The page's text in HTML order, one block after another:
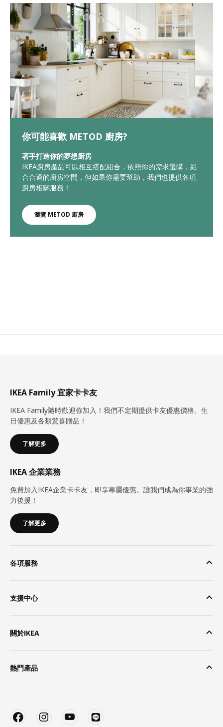
你可能喜歡 METOD 廚房?
著手打造你的夢想廚房
IKEA廚房產品可以相互搭配組合，依照你的需求選購，組
合合適的廚房空間，但如果你需要幫助，我們也提供各項
廚房相關服務！
瀏覽 METOD 廚房
IKEA Family 宜家卡卡友
IKEA Family隨時歡迎你加入！我們不定期提供卡友優惠價格、生
日優惠及各類驚喜贈品！
了解更多
IKEA 企業業務
免費加入IKEA企業卡卡友，即享專屬優惠。讓我們成為你事業的強
力後援！
了解更多
各項服務
支援中心
關於IKEA
熱門產品